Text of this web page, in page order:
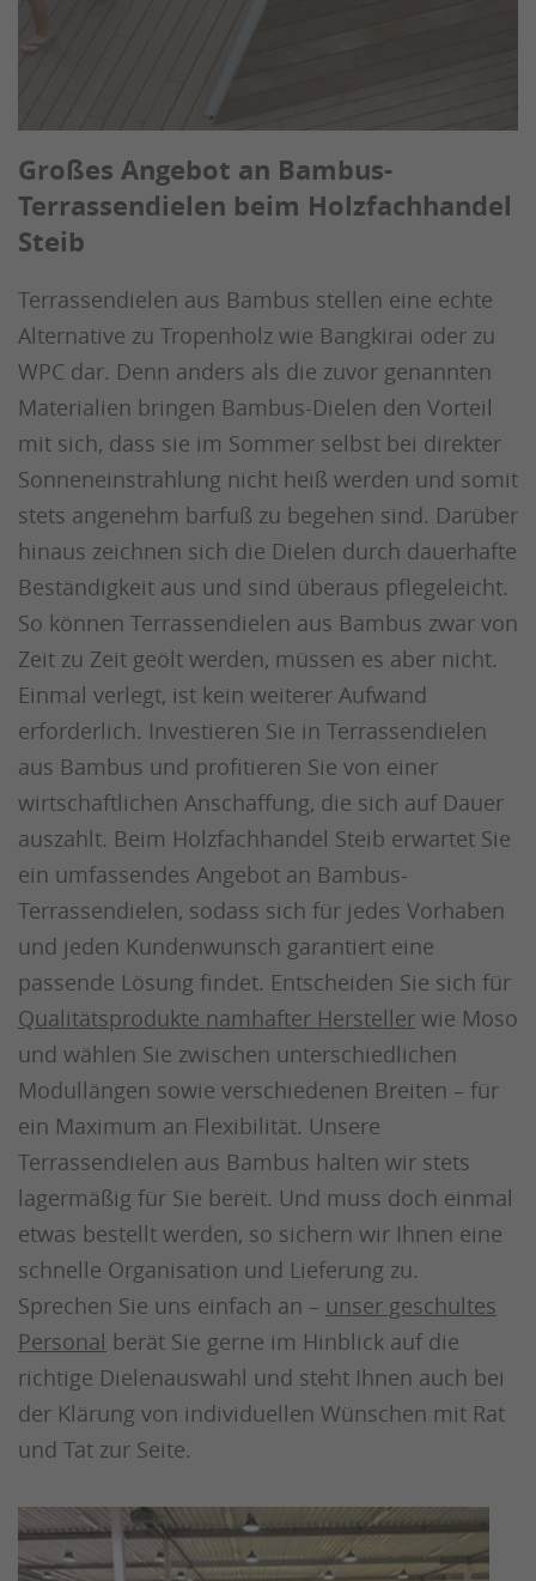
Großes Angebot an Bambus-
Terrassendielen beim Holzfachhandel
Steib
Terrassendielen aus Bambus stellen eine echte
Alternative zu Tropenholz wie Bangkirai oder zu
WPC dar. Denn anders als die zuvor genannten
Materialien bringen Bambus-Dielen den Vorteil
mit sich, dass sie im Sommer selbst bei direkter
Sonneneinstrahlung nicht heiß werden und somit
stets angenehm barfuß zu begehen sind. Darüber
hinaus zeichnen sich die Dielen durch dauerhafte
Beständigkeit aus und sind überaus pflegeleicht.
So können Terrassendielen aus Bambus zwar von
Zeit zu Zeit geölt werden, müssen es aber nicht.
Einmal verlegt, ist kein weiterer Aufwand
erforderlich. Investieren Sie in Terrassendielen
aus Bambus und profitieren Sie von einer
wirtschaftlichen Anschaffung, die sich auf Dauer
auszahlt. Beim Holzfachhandel Steib erwartet Sie
ein umfassendes Angebot an Bambus-
Terrassendielen, sodass sich für jedes Vorhaben
und jeden Kundenwunsch garantiert eine
passende Lösung findet. Entscheiden Sie sich für
Qualitätsprodukte namhafter Hersteller wie Moso
und wählen Sie zwischen unterschiedlichen
Modullängen sowie verschiedenen Breiten – für
ein Maximum an Flexibilität. Unsere
Terrassendielen aus Bambus halten wir stets
lagermäßig für Sie bereit. Und muss doch einmal
etwas bestellt werden, so sichern wir Ihnen eine
schnelle Organisation und Lieferung zu.
Sprechen Sie uns einfach an – unser geschultes
Personal berät Sie gerne im Hinblick auf die
richtige Dielenauswahl und steht Ihnen auch bei
der Klärung von individuellen Wünschen mit Rat
und Tat zur Seite.